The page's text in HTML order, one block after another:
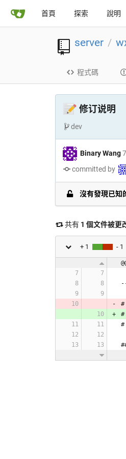
首頁 探索 說明
server /
程式碼
📝 修订说明
dev
Binary Wang
committed by
沒有發現已知
共有 1 個文件被更
+ 1 - 1
#
#
#